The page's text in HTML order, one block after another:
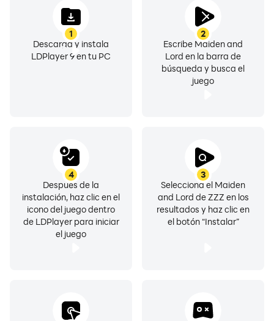
heroes to collect abundant rewards. They will be your
most loyal companions on this otherworldly journey,
assisting you in seizing the crown.
[Territory Conquest, Dominate the Continent]
legendary lords. Players must utilize strategy and
collaboration to gradually conquer cities, expand
territories, and ultimately rise as the ruler of this
otherworldly realm, crafting a legendary tale of their
own!
1
Descarga y instala
LDPlayer 9 en tu PC
2
Escribe Maiden and
Lord en la barra de
búsqueda y busca el
juego
3
Selecciona el Maiden
and Lord de ZZZ en los
resultados y haz clic en
el botón “Instalar”
4
Después de la
instalación, haz clic en el
icono del juego dentro
de LDPlayer para iniciar
el juego